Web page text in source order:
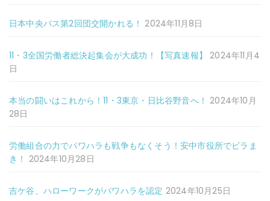
日本中央バス第2回団交開かれる！ 2024年11月8日
11・3全国労働者総決起集会が大成功！【写真速報】
2024年11月4
日
本当の闘いはこれから！11・3東京・日比谷野音へ！ 2024年10月
28日
労働組合の力でパワハラも戦争もなくそう！安中市役所でビラま
き！ 2024年10月28日
吉ケ谷、ハローワークがパワハラを認定 2024年10月25日